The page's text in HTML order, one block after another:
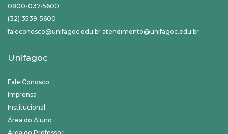
0800-037-5600
(32) 3539-5600
faleconosco@unifagoc.edu.br atendimento@unifagoc.edu.br
Unifagoc
Fale Conosco
Imprensa
Institucional
Área do Aluno